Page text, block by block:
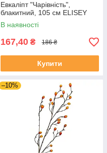
Евкаліпт "Чарівність",
блакитний, 105 см ELISEY
В наявності
167,40 ₴ 186 ₴
Купити
–10%